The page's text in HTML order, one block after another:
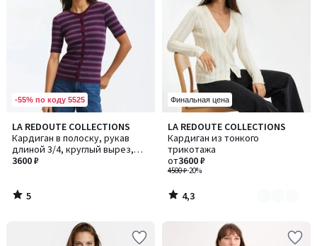
-55% по коду 5525
LA REDOUTE COLLECTIONS
Кардиган в полоску, рукав
длиной 3/4, круглый вырез,
тонкая вязка, застежка на
3600 ₽
5
/
5
5
/
Финальная цена
LA REDOUTE COLLECTIONS
Кардиган из тонкого
трикотажа
4500 ₽-20%
от3600 ₽
4,3
/ 5
Количество
цветов:
2
4,3
/